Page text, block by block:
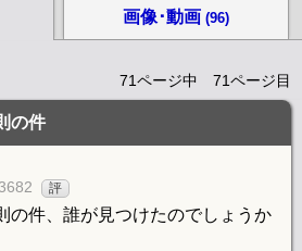
画像･動画 (96)
71ページ中 71ページ目
の件
評
の件、誰が見つけたのでしょうか